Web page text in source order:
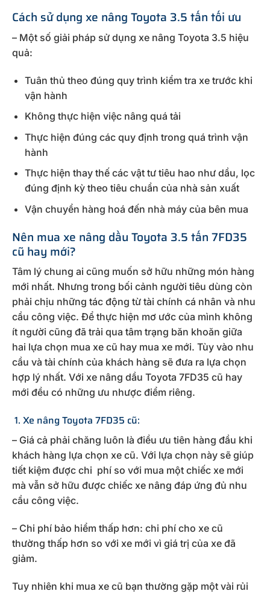
Cách sử dụng xe nâng Toyota 3.5 tấn tối ưu
– Một số giải pháp sử dụng xe nâng Toyota 3.5 hiệu
quả:
Tuân thủ theo đúng quy trình kiểm tra xe trước khi
vận hành
Không thực hiện việc nâng quá tải
Thực hiện đúng các quy định trong quá trình vận
hành
Thực hiện thay thế các vật tư tiêu hao như dầu, lọc
đúng định kỳ theo tiêu chuẩn của nhà sản xuất
Vận chuyển hàng hoá đến nhà máy của bên mua
Nên mua xe nâng dầu Toyota 3.5 tấn 7FD35
cũ hay mới?
Tâm lý chung ai cũng muốn sở hữu những món hàng
mới nhất. Nhưng trong bối cảnh người tiêu dùng còn
phải chịu những tác động từ tài chính cá nhân và nhu
cầu công việc. Để thực hiện mơ ước của mình không
ít người cũng đã trải qua tâm trạng băn khoăn giữa
hai lựa chọn mua xe cũ hay mua xe mới. Tùy vào nhu
cầu và tài chính của khách hàng sẽ đưa ra lựa chọn
hợp lý nhất. Với xe nâng dầu Toyota 7FD35 cũ hay
mới đều có những ưu nhược điểm riêng.
1. Xe nâng Toyota 7FD35 cũ:
– Giá cả phải chăng luôn là điều ưu tiên hàng đầu khi
khách hàng lựa chọn xe cũ. Với lựa chọn này sẽ giúp
tiết kiệm được chi phí so với mua một chiếc xe mới
mà vẫn sở hữu được chiếc xe nâng đáp ứng đủ nhu
cầu công việc.
– Chi phí bảo hiểm thấp hơn: chi phí cho xe cũ
thường thấp hơn so với xe mới vì giá trị của xe đã
giảm.
Tuy nhiên khi mua xe cũ bạn thường gặp một vài rủi